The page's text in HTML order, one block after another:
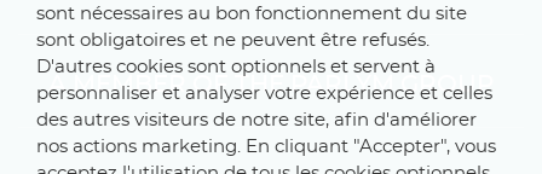
A MEMBER OF THE PARLYM GROUP
sont nécessaires au bon fonctionnement du site
sont obligatoires et ne peuvent être refusés.
D'autres cookies sont optionnels et servent à
personnaliser et analyser votre expérience et celles
des autres visiteurs de notre site, afin d'améliorer
nos actions marketing. En cliquant "Accepter", vous